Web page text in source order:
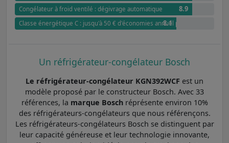
Congélateur à froid ventilé : dégivrage automatique 8.9
Classe énergétique C : jusqu'à 50 € d'économies annuel par rapport à G
8.1
Un réfrigérateur-congélateur Bosch
Le réfrigérateur-congélateur KGN392WCF est un
modèle proposé par le constructeur Bosch. Avec 33
références, la marque Boschréprésente environ 10%
des réfrigérateurs-congélateurs que nous référençons.
Les réfrigérateurs-congélateurs Bosch se distinguent par
leur capacité généreuse et leur technologie innovante,